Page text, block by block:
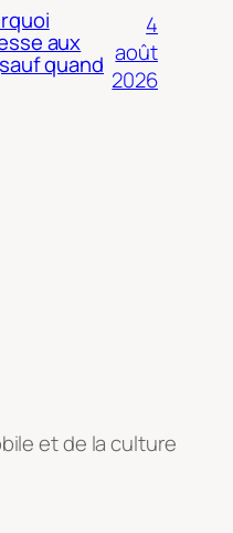
aux
quand
4
août
2026
et de la culture